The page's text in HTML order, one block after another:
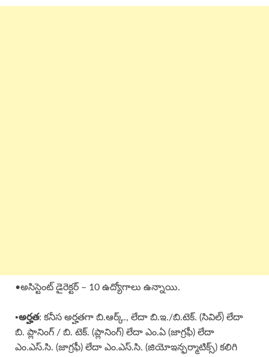
•అసిస్టెంట్ డైరెక్టర్ – 10 ఉద్యోగాలు ఉన్నాయి.
•అర్హత: కనీస అర్హతగా బి.ఆర్క్., లేదా బి.ఇ./బి.టెక్. (సివిల్) లేదా
బి. ప్లానింగ్ / బి. టెక్. (ప్లానింగ్) లేదా ఎం.ఏ (జాగ్రఫీ) లేదా
ఎం.ఎస్.సి. (జాగ్రఫీ) లేదా ఎం.ఎస్.సి. (జియోఇన్ఫర్మాటిక్స్) కలిగి